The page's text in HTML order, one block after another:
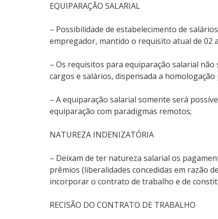
EQUIPARAÇÃO SALARIAL
– Possibilidade de estabelecimento de
empregador, mantido o requisito atual de 02
– Os requisitos para equiparação salarial
cargos e salários, dispensada a
– A equiparação salarial somente será
equiparação com paradigmas remotos;
NATUREZA INDENIZATÓRIA
– Deixam de ter natureza salarial os
prêmios (liberalidades concedidas em razão
incorporar o contrato de trabalho e de
RECISÃO DO CONTRATO DE TRABALHO